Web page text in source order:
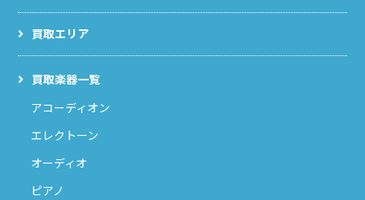
買取エリア
買取楽器一覧
アコーディオン
エレクトーン
オーディオ
ピアノ